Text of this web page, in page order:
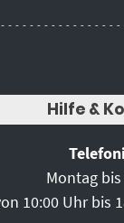
Hilfe &
Montag
10:00 Uhr bis